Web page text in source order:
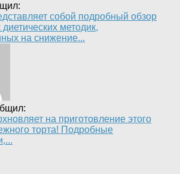
собой подробный обзор
методик,
на снижение...
на приготовление этого
торта! Подробные